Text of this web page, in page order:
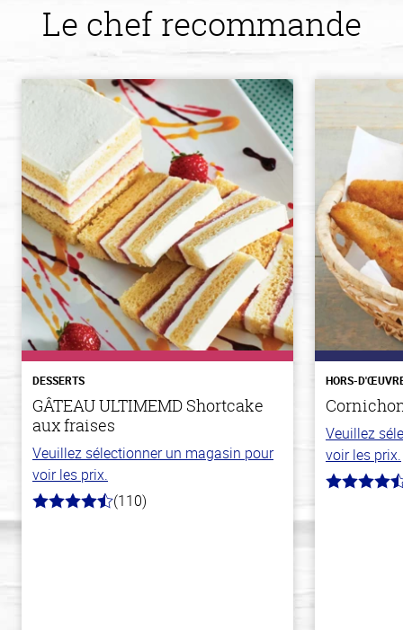
Le chef recommande
DESSERTS
GÂTEAU ULTIMEMD Shortcake
aux fraises
Veuillez sélectionner un magasin pour
voir les prix.
4.9
(110)
HORS-
Veuillez
voir les prix.
4.1